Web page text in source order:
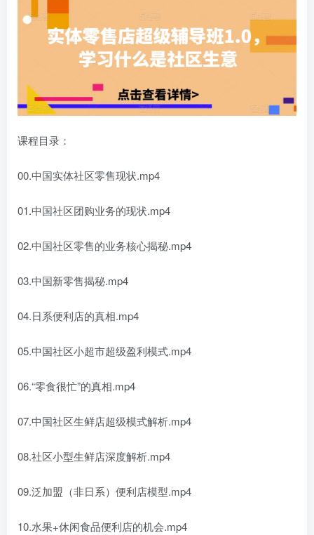
课程目录：
00.中国实体社区零售现状.mp4
01.中国社区团购业务的现状.mp4
02.中国社区零售的业务核心揭秘.mp4
03.中国新零售揭秘.mp4
04.日系便利店的真相.mp4
05.中国社区小超市超级盈利模式.mp4
06.“零食很忙”的真相.mp4
07.中国社区生鲜店超级模式解析.mp4
08.社区小型生鲜店深度解析.mp4
09.泛加盟（非日系）便利店模型.mp4
10.水果+休闲食品便利店的机会.mp4